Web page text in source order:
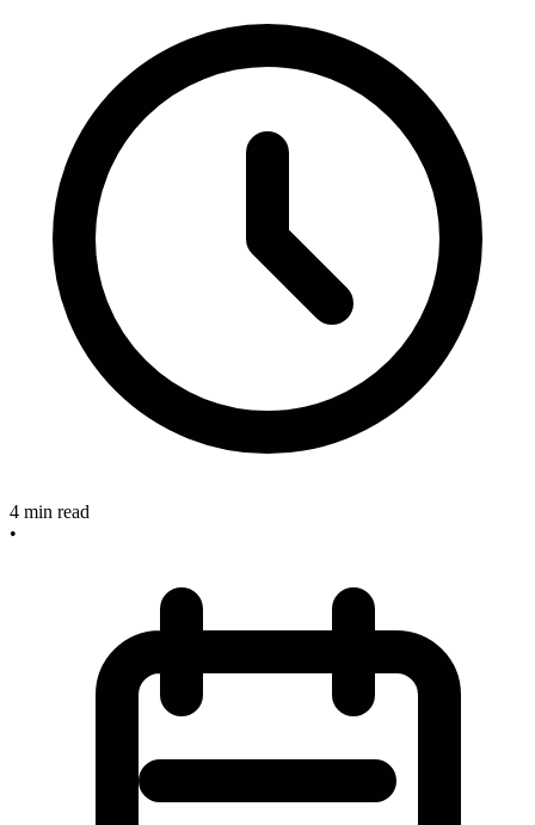
4 min read
•